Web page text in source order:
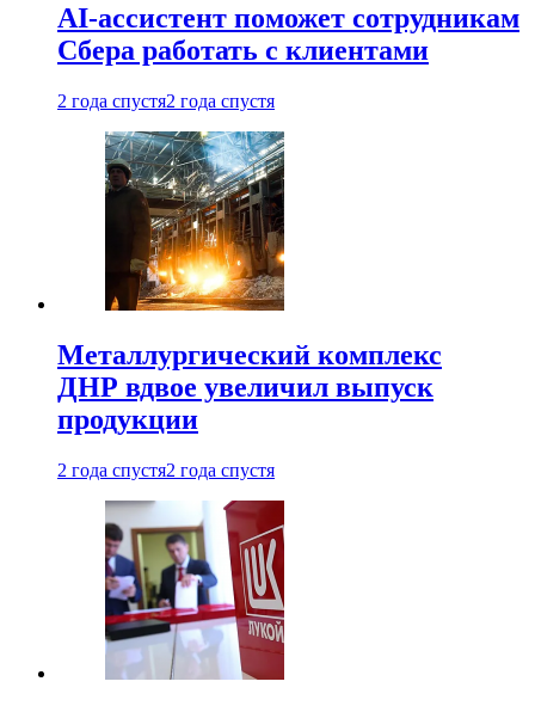
AI-ассистент поможет сотрудникам
Сбера работать с клиентами
2 года спустя2 года спустя
Металлургический комплекс
ДНР вдвое увеличил выпуск
продукции
2 года спустя2 года спустя